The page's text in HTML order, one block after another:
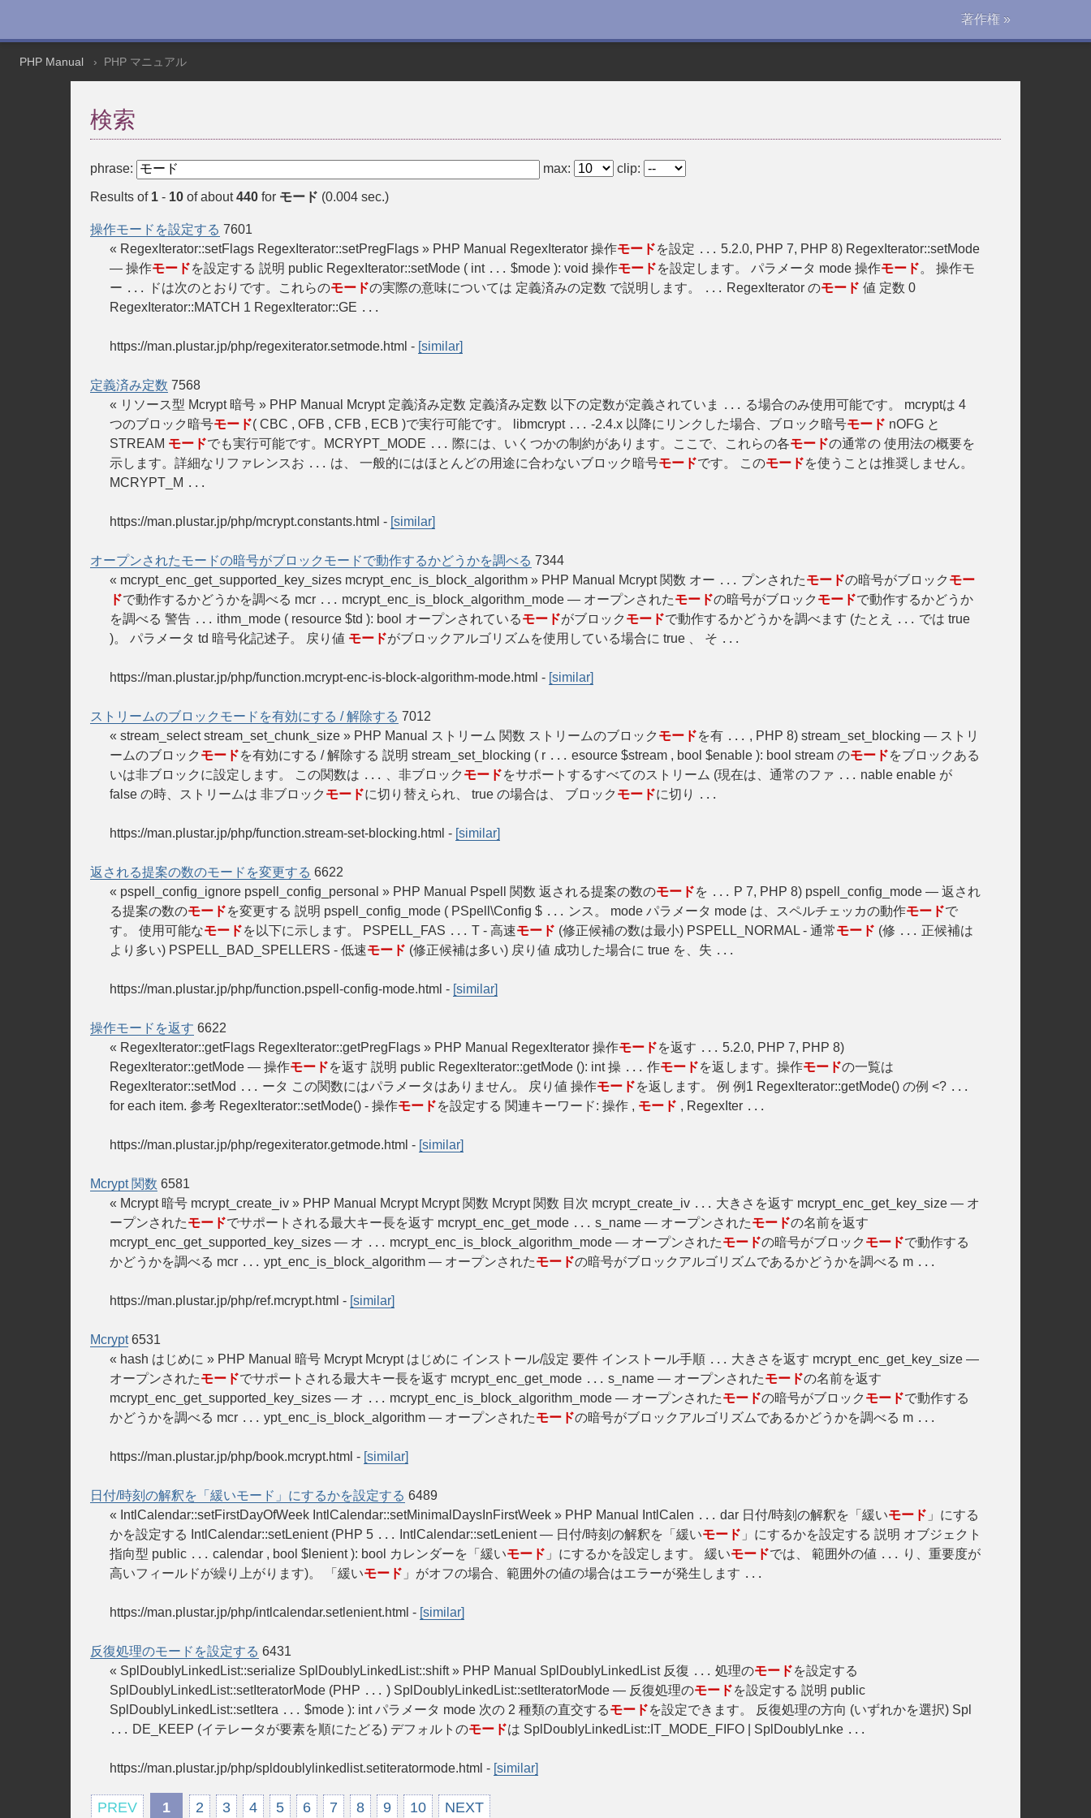
著作権 »
PHP Manual PHP マニュアル
検索
phrase: max: clip:
Results of 1 - 10 of about440 for モード (0.004 sec.)
操作モードを設定する 7601
« RegexIterator::setFlags RegexIterator::setPregFlags » PHP Manual RegexIterator 操作モードを設定 ... 5.2.0, PHP 7, PHP 8) RegexIterator::setMode
— 操作モードを設定する 説明 public RegexIterator::setMode ( int ... $mode ): void 操作モードを設定します。 パラメータ mode 操作モード。 操作モ
ー ... ドは次のとおりです。これらのモードの実際の意味については 定義済みの定数 で説明します。 ... RegexIterator のモード 値 定数 0
RegexIterator::MATCH 1 RegexIterator::GE ...
https://man.plustar.jp/php/regexiterator.setmode.html - [similar]
定義済み定数 7568
« リソース型 Mcrypt 暗号 » PHP Manual Mcrypt 定義済み定数 定義済み定数 以下の定数が定義されていま
... る場合のみ使用可能です。 mcryptは 4
つのブロック暗号モード( CBC , OFB , CFB , ECB )で実行可能です。 libmcrypt ... -2.4.x 以降にリンクした場合、ブロック暗号モード nOFG と
STREAM モードでも実行可能です。MCRYPT_MODE ... 際には、いくつかの制約があります。ここで、これらの各モードの通常の 使用法の概要を
示します。詳細なリファレンスお ... は、 一般的にはほとんどの用途に合わないブロック暗号モードです。 このモードを使うことは推奨しません。
MCRYPT_M ...
https://man.plustar.jp/php/mcrypt.constants.html - [similar]
オープンされたモードの暗号がブロックモードで動作するかどうかを調べる 7344
« mcrypt_enc_get_supported_key_sizes mcrypt_enc_is_block_algorithm » PHP Manual Mcrypt 関数 オー ... プンされたモードの暗号がブロック モー
ドで動作するかどうかを調べる mcr ... mcrypt_enc_is_block_algorithm_mode — オープンされたモードの暗号がブロック モードで動作するかどうか
を調べる 警告 ... ithm_mode ( resource $td ): bool オープンされているモードがブロック モードで動作するかどうかを調べます (たとえ ... では true
)。 パラメータ td 暗号化記述子。 戻り値 モードがブロックアルゴリズムを使用している場合に true 、 そ ...
https://man.plustar.jp/php/function.mcrypt-enc-is-block-algorithm-mode.html - [similar]
ストリームのブロックモードを有効にする / 解除する 7012
« stream_select stream_set_chunk_size » PHP Manual ストリーム 関数 ストリームのブロック モードを有 ... , PHP 8) stream_set_blocking — ストリ
ームのブロック モードを有効にする / 解除する 説明 stream_set_blocking ( r ... esource $stream , bool $enable ): bool stream のモードをブロックある
いは非ブロックに設定します。 この関数は ... 、非ブロック モードをサポートするすべてのストリーム (現在は、通常のファ ... nable enable が
false の時、ストリームは 非ブロック モードに切り替えられ、 true の場合は、 ブロック モードに切り ...
https://man.plustar.jp/php/function.stream-set-blocking.html - [similar]
返される提案の数のモードを変更する 6622
« pspell_config_ignore pspell_config_personal » PHP Manual Pspell 関数 返される提案の数のモードを ... P 7, PHP 8) pspell_config_mode — 返され
る提案の数のモードを変更する 説明 pspell_config_mode ( PSpell\Config $ ... ンス。 mode パラメータ mode は、スペルチェッカの動作モードで
す。 使用可能なモードを以下に示します。 PSPELL_FAS ... T - 高速モード (修正候補の数は最小) PSPELL_NORMAL - 通常モード (修 ... 正候補は
より多い) PSPELL_BAD_SPELLERS - 低速モード (修正候補は多い) 戻り値 成功した場合に true を、失 ...
https://man.plustar.jp/php/function.pspell-config-mode.html - [similar]
操作モードを返す 6622
« RegexIterator::getFlags RegexIterator::getPregFlags » PHP Manual RegexIterator 操作モードを返す ... 5.2.0, PHP 7, PHP 8)
RegexIterator::getMode — 操作モードを返す 説明 public RegexIterator::getMode (): int 操 ... 作モードを返します。操作モードの一覧は
RegexIterator::setMod ... ータ この関数にはパラメータはありません。 戻り値 操作モードを返します。 例 例1 RegexIterator::getMode() の例 <? ...
for each item. 参考 RegexIterator::setMode() - 操作モードを設定する 関連キーワード: 操作 , モード , RegexIter ...
https://man.plustar.jp/php/regexiterator.getmode.html - [similar]
Mcrypt 関数 6581
« Mcrypt 暗号 mcrypt_create_iv » PHP Manual Mcrypt Mcrypt 関数 Mcrypt 関数 目次 mcrypt_create_iv ... 大きさを返す mcrypt_enc_get_key_size — オ
ープンされたモードでサポートされる最大キー長を返す mcrypt_enc_get_mode ... s_name — オープンされたモードの名前を返す
mcrypt_enc_get_supported_key_sizes — オ ... mcrypt_enc_is_block_algorithm_mode — オープンされたモードの暗号がブロック モードで動作する
かどうかを調べる mcr ... ypt_enc_is_block_algorithm — オープンされたモードの暗号がブロックアルゴリズムであるかどうかを調べる m ...
https://man.plustar.jp/php/ref.mcrypt.html - [similar]
Mcrypt 6531
« hash はじめに » PHP Manual 暗号 Mcrypt Mcrypt はじめに インストール/設定 要件 インストール手順 ... 大きさを返す mcrypt_enc_get_key_size —
オープンされたモードでサポートされる最大キー長を返す mcrypt_enc_get_mode ... s_name — オープンされたモードの名前を返す
mcrypt_enc_get_supported_key_sizes — オ ... mcrypt_enc_is_block_algorithm_mode — オープンされたモードの暗号がブロック モードで動作する
かどうかを調べる mcr ... ypt_enc_is_block_algorithm — オープンされたモードの暗号がブロックアルゴリズムであるかどうかを調べる m ...
https://man.plustar.jp/php/book.mcrypt.html - [similar]
日付/時刻の解釈を「緩いモード」にするかを設定する 6489
« IntlCalendar::setFirstDayOfWeek IntlCalendar::setMinimalDaysInFirstWeek » PHP Manual IntlCalen ... dar 日付/時刻の解釈を「緩いモード 」にする
かを設定する IntlCalendar::setLenient (PHP 5 ... IntlCalendar::setLenient — 日付/時刻の解釈を「緩いモード 」にするかを設定する 説明 オブジェクト
指向型 public ... calendar , bool $lenient ): bool カレンダーを「緩いモード 」にするかを設定します。 緩いモードでは、 範囲外の値 ...
り、重要度が
高いフィールドが繰り上がります)。 「緩いモード 」がオフの場合、範囲外の値の場合はエラーが発生します ...
https://man.plustar.jp/php/intlcalendar.setlenient.html - [similar]
反復処理のモードを設定する 6431
« SplDoublyLinkedList::serialize SplDoublyLinkedList::shift » PHP Manual SplDoublyLinkedList 反復 ... 処理のモードを設定する
SplDoublyLinkedList::setIteratorMode (PHP ... ) SplDoublyLinkedList::setIteratorMode — 反復処理のモードを設定する 説明 public
SplDoublyLinkedList::setItera ... $mode ): int パラメータ mode 次の 2 種類の直交するモードを設定できます。 反復処理の方向 (いずれかを選択) Spl
... DE_KEEP (イテレータが要素を順にたどる) デフォルトのモードは SplDoublyLinkedList::IT_MODE_FIFO | SplDoublyLnke ...
https://man.plustar.jp/php/spldoublylinkedlist.setiteratormode.html - [similar]
PREV 1 2 3 4 5 6 7 8 9 10 NEXT